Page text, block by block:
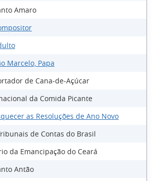
Amaro
Marcelo, Papa
de Cana-de-Açúcar
da Comida Picante
as Resoluções de Ano Novo
de Contas do Brasil
da Emancipação do Ceará
Antão